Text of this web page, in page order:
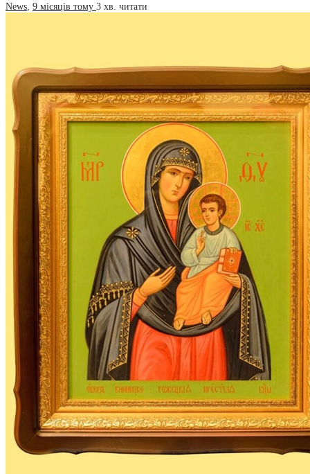
News 9 місяців тому 3 хв. читати